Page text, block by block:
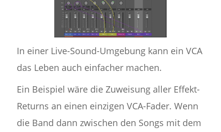
In einer Live-Sound-Umgebung kann ein VCA
das Leben auch einfacher machen.
Ein Beispiel wäre die Zuweisung aller Effekt-
Returns an einen einzigen VCA-Fader. Wenn
die Band dann zwischen den Songs mit dem